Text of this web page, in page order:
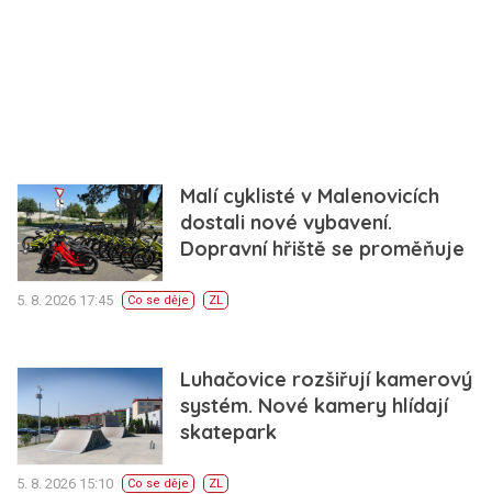
Malí cyklisté v Malenovicích
dostali nové vybavení.
Dopravní hřiště se proměňuje
5. 8. 2026 17:45 Co se děje ZL
Luhačovice rozšiřují kamerový
systém. Nové kamery hlídají
skatepark
5. 8. 2026 15:10 Co se děje ZL